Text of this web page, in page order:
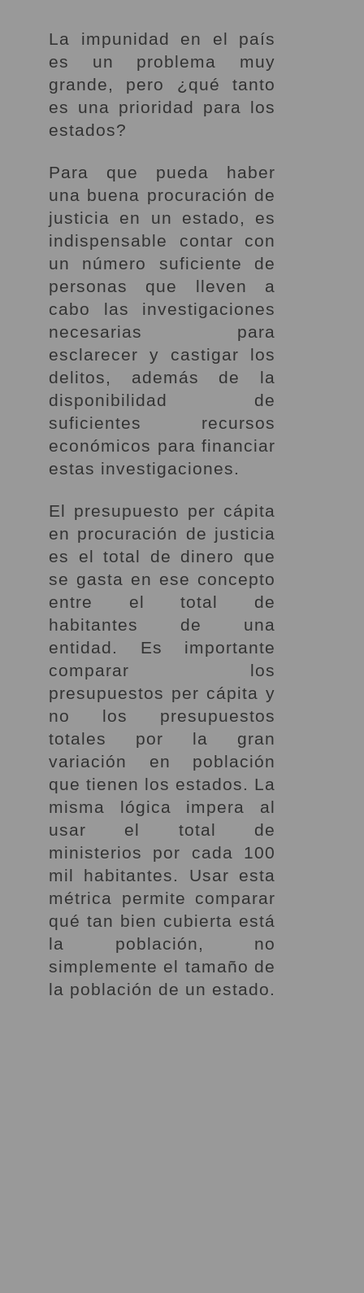
La impunidad en el país
es un problema muy
grande, pero ¿qué tanto
es una prioridad para los
estados?
Para que pueda haber
una buena procuración de
justicia en un estado, es
indispensable contar con
un número suficiente de
personas que lleven a
cabo las investigaciones
necesarias para
esclarecer y castigar los
delitos, además de la
disponibilidad de
suficientes recursos
económicos para financiar
estas investigaciones.
El presupuesto per cápita
en procuración de justicia
es el total de dinero que
se gasta en ese concepto
entre el total de
habitantes de una
entidad. Es importante
comparar los
presupuestos per cápita y
no los presupuestos
totales por la gran
variación en población
que tienen los estados. La
misma lógica impera al
usar el total de
ministerios por cada 100
mil habitantes. Usar esta
métrica permite comparar
qué tan bien cubierta está
la población, no
simplemente el tamaño de
la población de un estado.